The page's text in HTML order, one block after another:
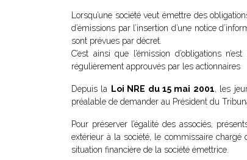
Lorsqu’une société veut émettre des
d’émissions par l’insertion d’une notice
sont prévues par décret.
C’est ainsi que l’émission d’obligations
régulièrement approuvés par les actionnaires
Depuis la Loi NRE du 15 mai 2001, les
préalable de demander au Président du
Pour préserver l’égalité des associés,
extérieur à la société, le commissaire chargé
situation financière de la société émettrice.